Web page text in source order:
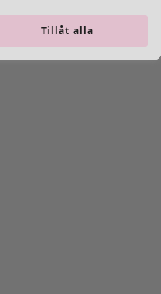
Tillåt alla